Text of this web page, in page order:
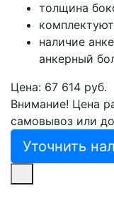
толщина
наличие
анкерный
Цена: 67 614 руб.
Внимание! Цена
самовывоз или
Уточнить